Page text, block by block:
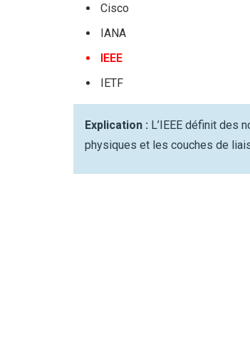
Cisco
IANA
IEEE
IETF
Explication : L’IEEE définit des
physiques et les couches de